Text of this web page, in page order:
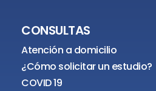
CONSULTAS
Atención a domicilio
¿Cómo solicitar un estudio?
COVID 19